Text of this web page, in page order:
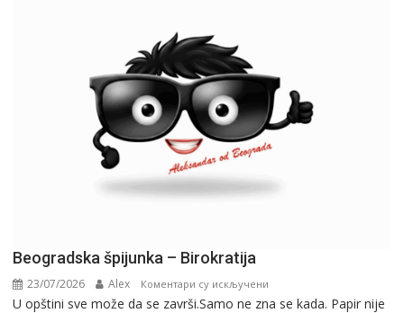
Beogradska špijunka – Birokratija
23/07/2026 Alex Коментари су искључени
Beogradska
U opštini sve može da se završi.Samo ne zna se kada. Papir nije